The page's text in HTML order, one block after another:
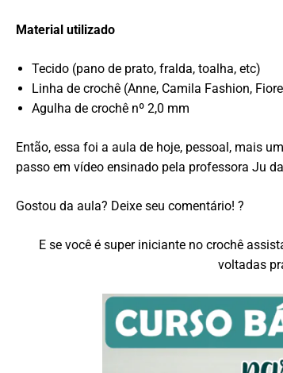
Material utilizado
Tecido (pano de prato, fralda, toalha, etc)
Linha de crochê (Anne, Camila Fashion,
Agulha de crochê nº 2,0 mm
Então, essa foi a aula de hoje, pessoal, mais
passo em vídeo ensinado pela professora Ju
Gostou da aula? Deixe seu comentário! ?
E se você é super iniciante no crochê
voltadas